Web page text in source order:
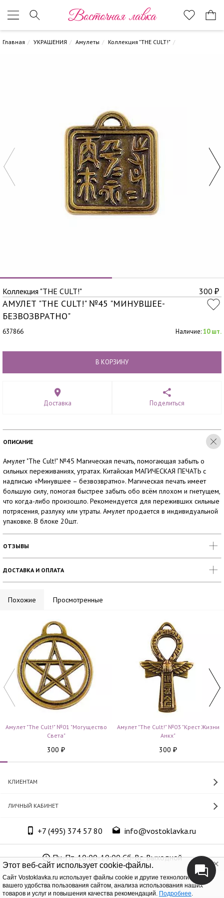
Этот веб-сайт использует cookie-файлы.
Cайт Vostoklavka.ru использует файлы cookie и другие технологии для
вашего удобства пользования сайтом, анализа использования наших
товаров и услуг и повышения качества рекомендаций. Подробнее.
Восточная лавка
Главная УКРАШЕНИЯ Амулеты Коллекция "THE CULT!"
Коллекция "THE CULT!" 300 ₽
АМУЛЕТ "THE CULT!" №45 "МИНУВШЕЕ-
БЕЗВОЗВРАТНО"
637866 Наличие:10 шт.
В КОРЗИНУ
Доставка Поделиться
ОПИСАНИЕ
Амулет "The Cult!" №45 Магическая печать, помогающая забыть о
сильных переживаниях, утратах. Китайская МАГИЧЕСКАЯ ПЕЧАТЬ с
надписью «Минувшее – безвозвратно». Магическая печать имеет
большую силу, помогая быстрее забыть обо всём плохом и гнетущем,
что когда-либо произошло. Рекомендуется для переживших сильные
потрясения, разлуку или утраты. Амулет продается в индивидуальной
упаковке. В блоке 20шт.
ОТЗЫВЫ
ДОСТАВКА И ОПЛАТА
Похожие Просмотренные
Амулет "The Cult!" №01 "Могущество
Cвета"
300 ₽
Амулет "The Cult!" №03 "Крест Жизни
Анкх"
300 ₽
КЛИЕНТАМ
ЛИЧНЫЙ КАБИНЕТ
+7 (495) 374 57 80 info@vostoklavka.ru
Пн-Пт. 10:00-19:00 Сб-Вс. Выходной
ООО «Юнит Групп», ОГРН 1147746305574